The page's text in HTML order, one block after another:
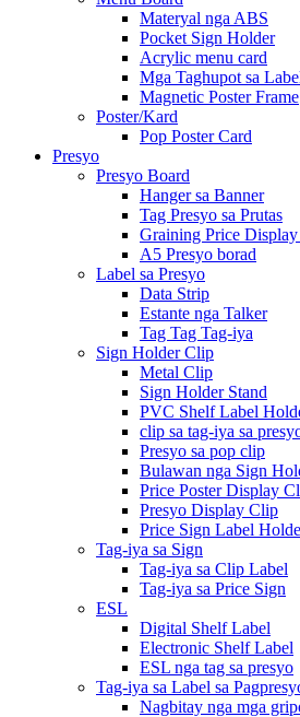
Materyal nga ABS
Pocket Sign Holder
Acrylic menu card
Mga Taghupot sa
Magnetic Poster Frame
Poster/Kard
Pop Poster Card
Presyo
Presyo Board
Hanger sa Banner
Tag Presyo sa Prutas
Graining Price
A5 Presyo borad
Label sa Presyo
Data Strip
Estante nga Talker
Tag Tag Tag-iya
Sign Holder Clip
Metal Clip
Sign Holder Stand
PVC Shelf Label
clip sa tag-iya sa
Presyo sa pop clip
Bulawan nga Sign
Price Poster Display
Presyo Display Clip
Price Sign Label
Tag-iya sa Sign
Tag-iya sa Clip Label
Tag-iya sa Price Sign
ESL
Digital Shelf Label
Electronic Shelf Label
ESL nga tag sa presyo
Tag-iya sa Label sa
Nagbitay nga mga